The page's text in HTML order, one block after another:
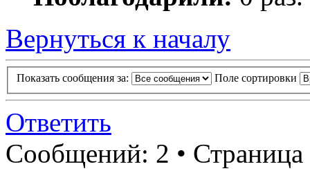
Вернуться к началу
Показать сообщения за: Поле сортировки
Ответить
Сообщений: 2 • Страница